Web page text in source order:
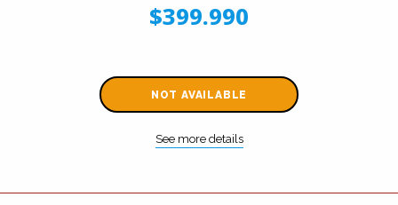
$399.990
NOT AVAILABLE
See more details